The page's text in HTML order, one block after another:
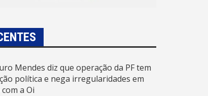
Mendes diz que operação da PF tem
política e nega irregularidades em
a Oi